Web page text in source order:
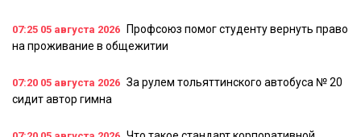
07:25 05 августа 2026
Профсоюз помог студенту вернуть право
на проживание в общежитии
07:20 05 августа 2026 За рулем тольяттинского автобуса № 20
сидит автор гимна